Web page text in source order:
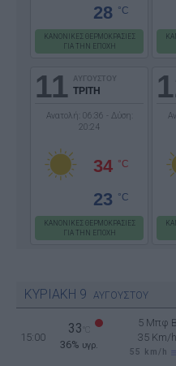
28 °C
ΚΑΝΟΝΙΚΕΣ ΘΕΡΜΟΚΡΑΣΙΕΣ
ΓΙΑ ΤΗΝ ΕΠΟΧΗ
11 ΑΥΓΟΥΣΤΟΥ
ΤΡΙΤΗ
Ανατολή: 06:36 - Δύση:
20:24
34 °C
23 °C
ΚΑΝΟΝΙΚΕΣ ΘΕΡΜΟΚΡΑΣΙΕΣ
ΓΙΑ ΤΗΝ ΕΠΟΧΗ
ΚΥΡΙΑΚΗ 9 ΑΥΓΟΥΣΤΟΥ
15:00
33
36% υγρ.
5 Μπφ B
35 Km/h
55 km/h